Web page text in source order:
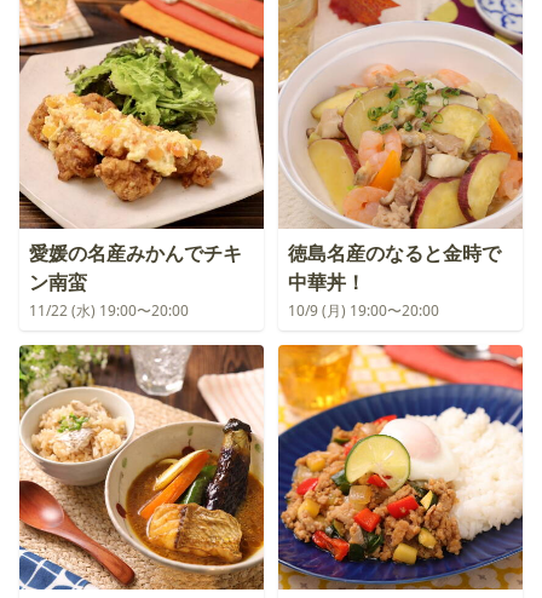
愛媛の名産みかんでチキ
ン南蛮
11/22 (水) 19:00〜20:00
徳島名産のなると金時で
中華丼！
10/9 (月) 19:00〜20:00